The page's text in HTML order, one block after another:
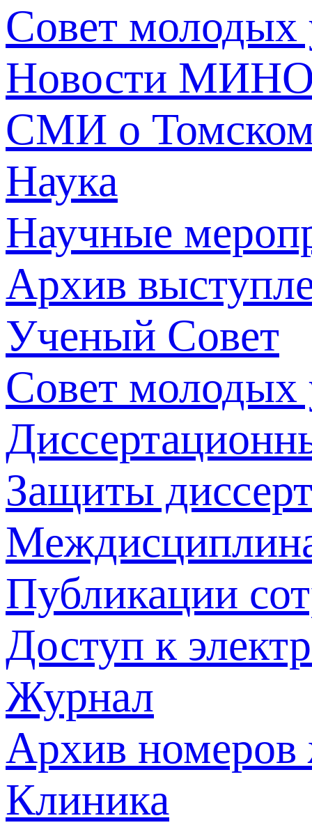
Совет молодых
Новости
СМИ о
Наука
Научные
Архив
Ученый Совет
Совет молодых
Защиты
Публикации
Доступ к
Журнал
Архив номеров
Клиника